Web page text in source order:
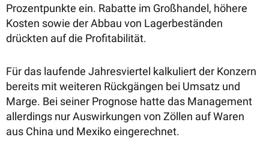
Prozentpunkte ein. Rabatte im Großhandel, höhere
Kosten sowie der Abbau von Lagerbeständen
drückten auf die Profitabilität.
Für das laufende Jahresviertel kalkuliert der Konzern
bereits mit weiteren Rückgängen bei Umsatz und
Marge. Bei seiner Prognose hatte das Management
allerdings nur Auswirkungen von Zöllen auf Waren
aus China und Mexiko eingerechnet.